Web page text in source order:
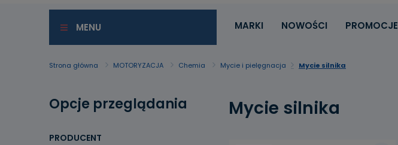
MENU MARKI NOWOŚCI PROMOCJE
Strona główna MOTORYZACJA Chemia Mycie i pielęgnacja Mycie silnika
Opcje przeglądania
PRODUCENT
Mycie silnika